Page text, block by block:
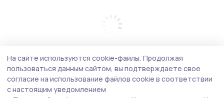
На сайте используются cookie-файлы. Продолжая
пользоваться данным сайтом, вы подтверждаете свое
согласие на использование файлов cookie в соответствии
с настоящим уведомлением